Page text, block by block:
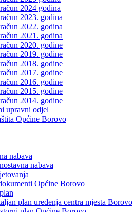
2024 godina
2023. godina
2022. godina
2021. godina
2020. godine
2019. godine
2018. godine
2017. godine
2016. godine
2015. godine
2014. godine
upravni odjel
Općine Borovo
nabava
nabava
Općine Borovo
plan uređenja centra mjesta Borovo